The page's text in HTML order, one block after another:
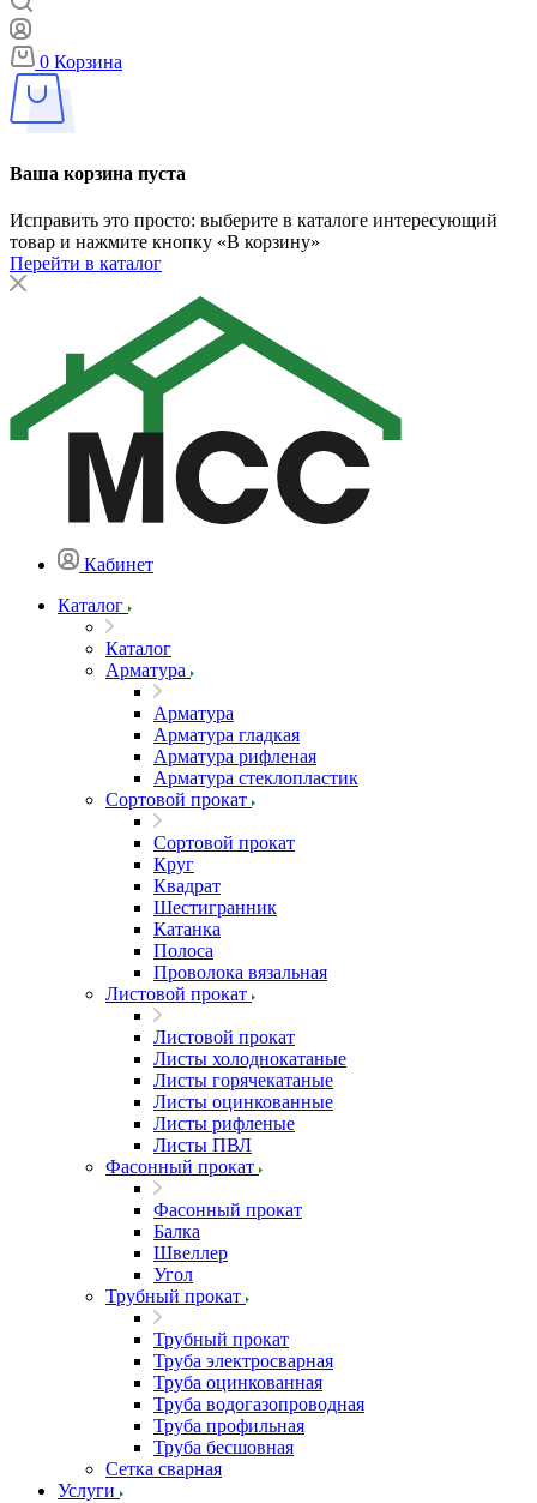
0 Корзина
Ваша корзина пуста
Исправить это просто: выберите в каталоге интересующий
товар и нажмите кнопку «В корзину»
Перейти в каталог
Кабинет
Каталог
Каталог
Арматура
Арматура
Арматура гладкая
Арматура рифленая
Арматура стеклопластик
Сортовой прокат
Сортовой прокат
Круг
Квадрат
Шестигранник
Катанка
Полоса
Проволока вязальная
Листовой прокат
Листовой прокат
Листы холоднокатаные
Листы горячекатаные
Листы оцинкованные
Листы рифленые
Листы ПВЛ
Фасонный прокат
Фасонный прокат
Балка
Швеллер
Угол
Трубный прокат
Трубный прокат
Труба электросварная
Труба оцинкованная
Труба водогазопроводная
Труба профильная
Труба бесшовная
Сетка сварная
Услуги